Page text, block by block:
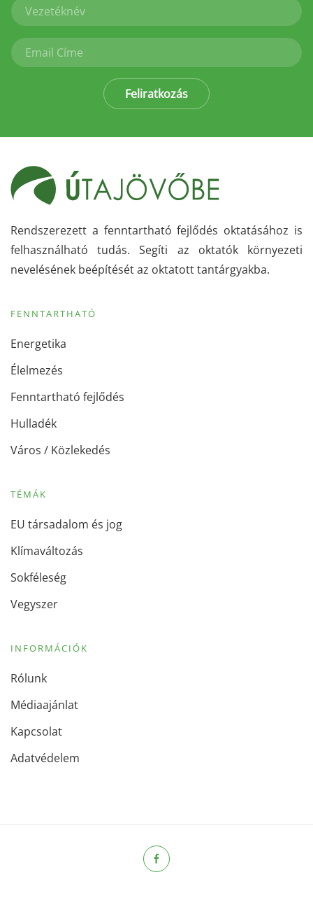
Feliratkozás
Rendszerezett a fenntartható fejlődés oktatásához is
felhasználható tudás. Segíti az oktatók környezeti
nevelésének beépítését az oktatott tantárgyakba.
FENNTARTHATÓ
Energetika
Élelmezés
Fenntartható fejlődés
Hulladék
Város / Közlekedés
TÉMÁK
EU társadalom és jog
Klímaváltozás
Sokféleség
Vegyszer
INFORMÁCIÓK
Rólunk
Médiaajánlat
Kapcsolat
Adatvédelem